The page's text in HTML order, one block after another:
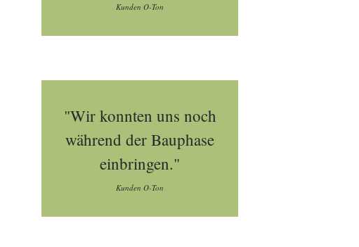
Kunden O-Ton
"Wir konnten uns noch
während der Bauphase
einbringen."
Kunden O-Ton